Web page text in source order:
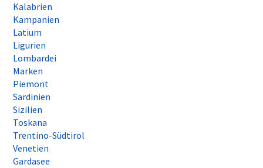
Kalabrien
Kampanien
Latium
Ligurien
Lombardei
Marken
Piemont
Sardinien
Sizilien
Toskana
Trentino-Südtirol
Venetien
Gardasee